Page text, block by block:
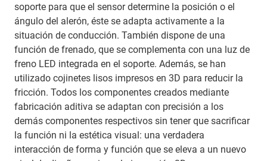
soporte para que el sensor determine la posición o el
ángulo del alerón, éste se adapta activamente a la
situación de conducción. También dispone de una
función de frenado, que se complementa con una luz de
freno LED integrada en el soporte. Además, se han
utilizado cojinetes lisos impresos en 3D para reducir la
fricción. Todos los componentes creados mediante
fabricación aditiva se adaptan con precisión a los
demás componentes respectivos sin tener que sacrificar
la función ni la estética visual: una verdadera
interacción de forma y función que se eleva a un nuevo